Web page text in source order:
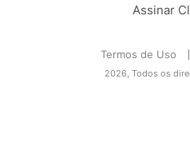
Assinar
Termos de Uso
2026, Todos os